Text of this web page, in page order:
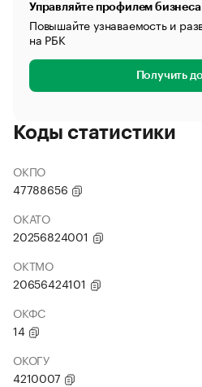
Управляйте профилем
Повышайте узнаваемость и
на РБК
Получить
Коды статистики
ОКПО
47788656
ОКАТО
20256824001
ОКТМО
20656424101
ОКФС
14
ОКОГУ
4210007